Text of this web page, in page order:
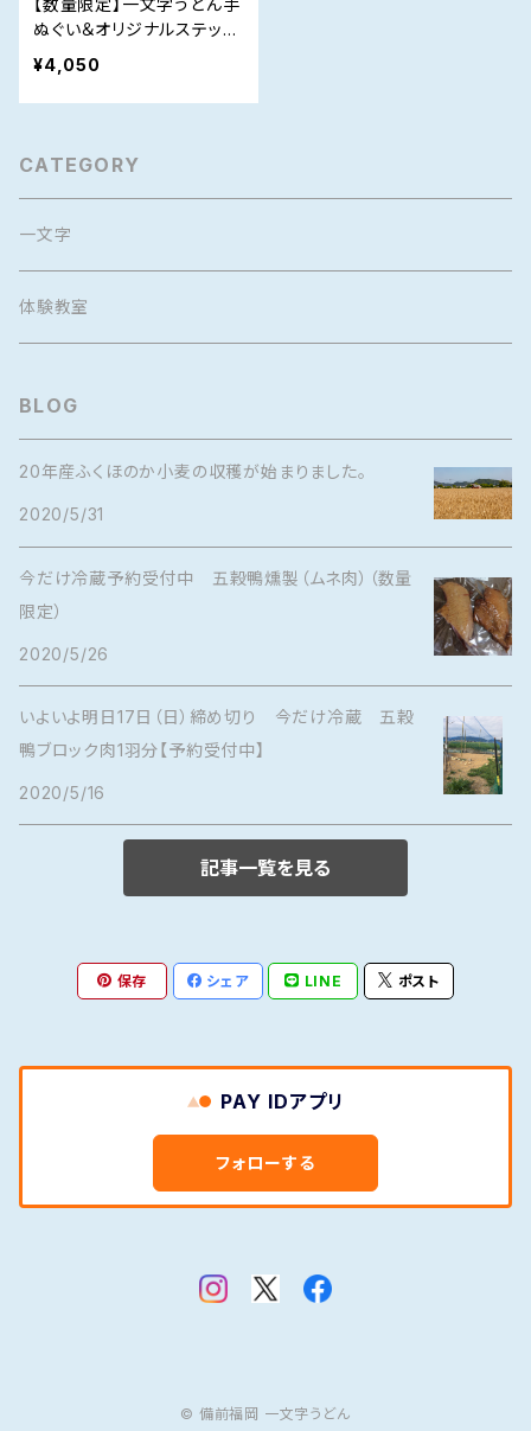
【数量限定】一文字うどん手
ぬぐい＆オリジナルステッカ
ー＆アクリルスタンドセット
¥4,050
CATEGORY
一文字
体験教室
BLOG
20年産ふくほのか小麦の収穫が始まりました。
2020/5/31
今だけ冷蔵予約受付中 五穀鴨燻製（ムネ肉）（数量
限定）
2020/5/26
いよいよ明日17日（日）締め切り 今だけ冷蔵 五穀
鴨ブロック肉1羽分【予約受付中】
2020/5/16
記事一覧を見る
保存 シェア LINE ポスト
PAY IDアプリ
フォローする
© 備前福岡 一文字うどん